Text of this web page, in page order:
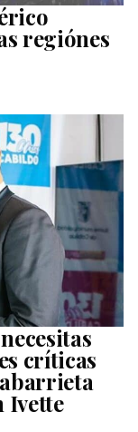
regiónes
críticas
Ivette